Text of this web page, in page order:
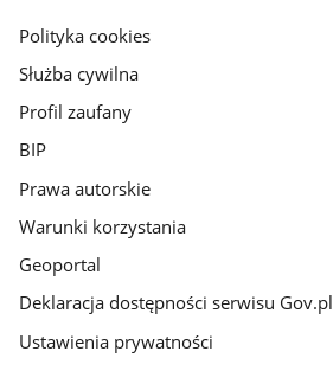
gov.pl
Polityka cookies
Służba cywilna
Profil zaufany
BIP
Prawa autorskie
Warunki korzystania
Geoportal
Deklaracja dostępności serwisu Gov.pl
Ustawienia prywatności